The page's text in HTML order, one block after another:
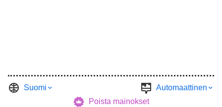
Suomi
Automaattinen
Poista mainokset